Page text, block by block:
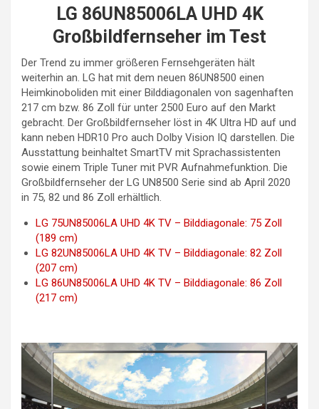
LG 86UN85006LA UHD 4K
Großbildfernseher im Test
Der Trend zu immer größeren Fernsehgeräten hält
weiterhin an. LG hat mit dem neuen 86UN8500 einen
Heimkinoboliden mit einer Bilddiagonalen von sagenhaften
217 cm bzw. 86 Zoll für unter 2500 Euro auf den Markt
gebracht. Der Großbildfernseher löst in 4K Ultra HD auf und
kann neben HDR10 Pro auch Dolby Vision IQ darstellen. Die
Ausstattung beinhaltet SmartTV mit Sprachassistenten
sowie einem Triple Tuner mit PVR Aufnahmefunktion. Die
Großbildfernseher der LG UN8500 Serie sind ab April 2020
in 75, 82 und 86 Zoll erhältlich.
LG 75UN85006LA UHD 4K TV – Bilddiagonale: 75 Zoll
(189 cm)
LG 82UN85006LA UHD 4K TV – Bilddiagonale: 82 Zoll
(207 cm)
LG 86UN85006LA UHD 4K TV – Bilddiagonale: 86 Zoll
(217 cm)